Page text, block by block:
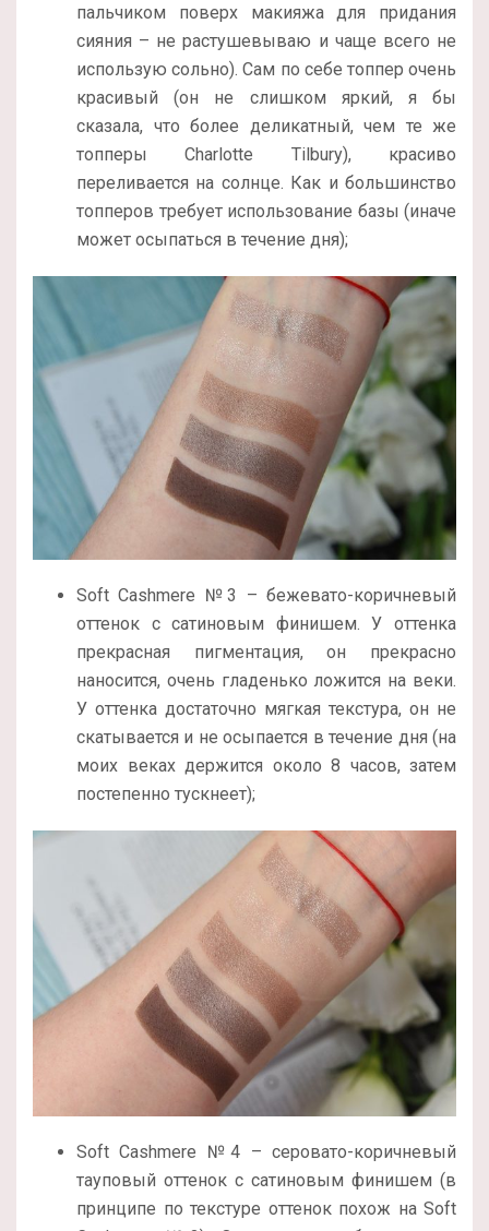
пальчиком поверх макияжа для придания
сияния – не растушевываю и чаще всего не
использую сольно). Сам по себе топпер очень
красивый (он не слишком яркий, я бы
сказала, что более деликатный, чем те же
топперы Charlotte Tilbury), красиво
переливается на солнце. Как и большинство
топперов требует использование базы (иначе
может осыпаться в течение дня);
Soft Cashmere №3 – бежевато-коричневый
оттенок с сатиновым финишем. У оттенка
прекрасная пигментация, он прекрасно
наносится, очень гладенько ложится на веки.
У оттенка достаточно мягкая текстура, он не
скатывается и не осыпается в течение дня (на
моих веках держится около 8 часов, затем
постепенно тускнеет);
Soft Cashmere №4 – серовато-коричневый
тауповый оттенок с сатиновым финишем (в
принципе по текстуре оттенок похож на Soft